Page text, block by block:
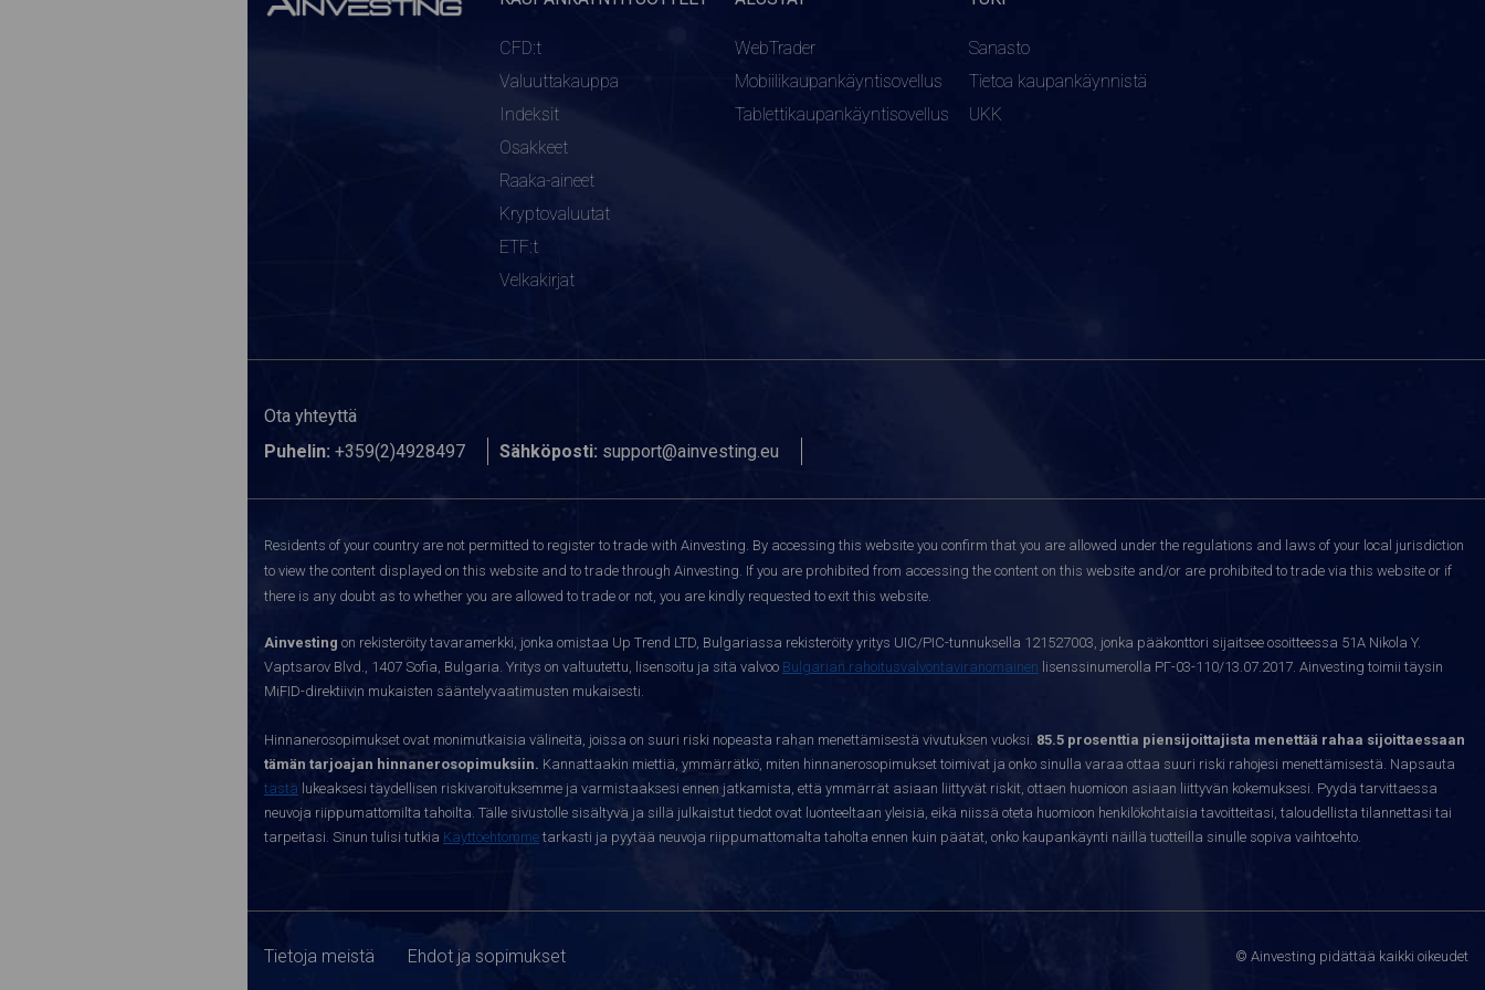
CFD:t
Valuuttakauppa
Indeksit
Osakkeet
Raaka-aineet
Kryptovaluutat
ETF:t
Velkakirjat
WebTrader
Mobiilikaupankäyntisovellus
Tablettikaupankäyntisovellus
Sanasto
Tietoa kaupankäynnistä
UKK
Ota yhteyttä
Puhelin: +359(2)4928497 Sähköposti: support@ainvesting.eu
Residents of your country are not permitted to register to trade with Ainvesting. By accessing this website you confirm that you are allowed under the regulations and laws of your local jurisdiction
to view the content displayed on this website and to trade through Ainvesting. If you are prohibited from accessing the content on this website and/or are prohibited to trade via this website or if
there is any doubt as to whether you are allowed to trade or not, you are kindly requested to exit this website.
Ainvesting on rekisteröity tavaramerkki, jonka omistaa Up Trend LTD, Bulgariassa rekisteröity yritys UIC/PIC-tunnuksella 121527003, jonka pääkonttori sijaitsee osoitteessa 51A Nikola Y.
Vaptsarov Blvd., 1407 Sofia, Bulgaria. Yritys on valtuutettu, lisensoitu ja sitä valvoo Bulgarian rahoitusvalvontaviranomainen lisenssinumerolla РГ-03-110/13.07.2017. Ainvesting toimii täysin
MiFID-direktiivin mukaisten sääntelyvaatimusten mukaisesti.
Hinnanerosopimukset ovat monimutkaisia välineitä, joissa on suuri riski nopeasta rahan menettämisestä vivutuksen vuoksi. 85.5 prosenttia piensijoittajista menettää rahaa sijoittaessaan
tämän tarjoajan hinnanerosopimuksiin. Kannattaakin miettiä, ymmärrätkö, miten hinnanerosopimukset toimivat ja onko sinulla varaa ottaa suuri riski rahojesi menettämisestä. Napsauta
tästä lukeaksesi täydellisen riskivaroituksemme ja varmistaaksesi ennen jatkamista, että ymmärrät asiaan liittyvät riskit, ottaen huomioon asiaan liittyvän kokemuksesi. Pyydä tarvittaessa
neuvoja riippumattomilta tahoilta. Tälle sivustolle sisältyvä ja sillä julkaistut tiedot ovat luonteeltaan yleisiä, eikä niissä oteta huomioon henkilökohtaisia tavoitteitasi, taloudellista tilannettasi tai
tarpeitasi. Sinun tulisi tutkia Käyttöehtomme tarkasti ja pyytää neuvoja riippumattomalta taholta ennen kuin päätät, onko kaupankäynti näillä tuotteilla sinulle sopiva vaihtoehto.
Tietoja meistä Ehdot ja sopimukset © Ainvesting pidättää kaikki oikeudet